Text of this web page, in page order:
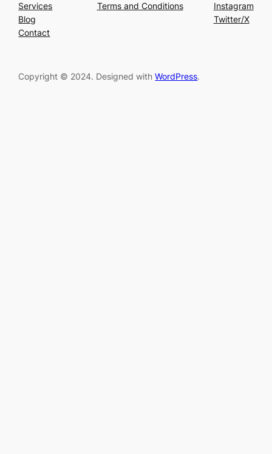
Services
Blog
Contact
Terms and Conditions
Instagram
Twitter/X
Copyright © 2024. Designed withWordPress.